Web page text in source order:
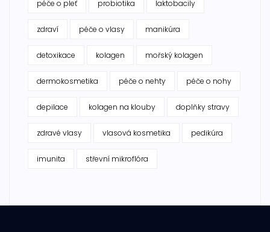
péče o pleť probiotika laktobacily
zdraví péče o vlasy manikúra
detoxikace kolagen mořský kolagen
dermokosmetika péče o nehty péče o nohy
depilace kolagen na klouby doplňky stravy
zdravé vlasy vlasová kosmetika pedikúra
imunita střevní mikroflóra